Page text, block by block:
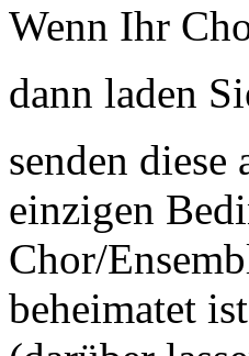
Wenn Ihr
dann laden
senden
einzigen
Chor/
beheimatet